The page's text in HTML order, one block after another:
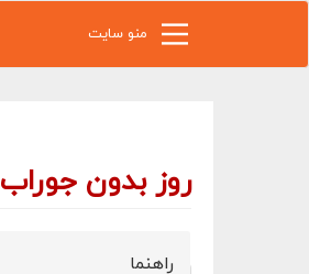
منو سایت
روز بدون جوراب
راهنما